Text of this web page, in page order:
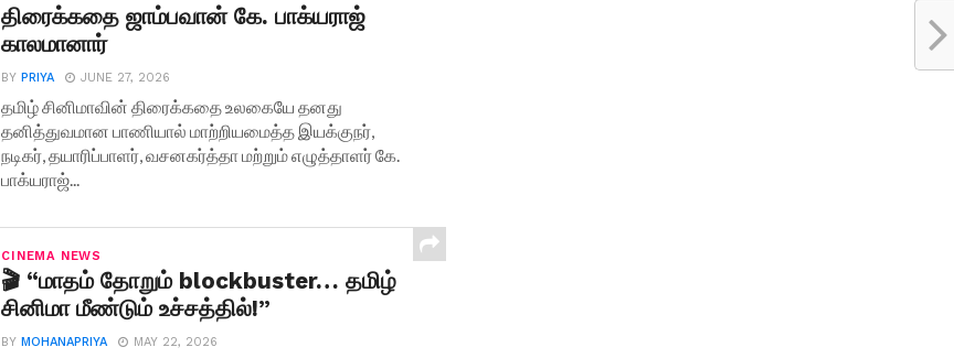
திரைக்கதை ஜாம்பவான் கே. பாக்யராஜ்
காலமானார்
BYPRIYA JUNE 27, 2026
தமிழ் சினிமாவின் திரைக்கதை உலகையே தனது
தனித்துவமான பாணியால் மாற்றியமைத்த இயக்குநர்,
நடிகர், தயாரிப்பாளர், வசனகர்த்தா மற்றும் எழுத்தாளர் கே.
பாக்யராஜ்...
CINEMA NEWS
🎬 “மாதம் தோறும் blockbuster… தமிழ்
சினிமா மீண்டும் உச்சத்தில்!”
BYMOHANAPRIYA MAY 22, 2026